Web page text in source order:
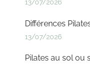
13/07/2026
Différences
13/07/2026
Pilates au sol ou